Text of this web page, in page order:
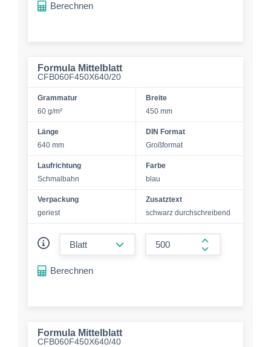
Berechnen
Formula Mittelblatt
CFB060F450X640/20
Grammatur
60 g/m²
Breite
450 mm
Länge
640 mm
DIN Format
Großformat
Laufrichtung
Schmalbahn
Farbe
blau
Verpackung
geriest
Zusatztext
schwarz durchschreibend
form.increase-
Berechnen
Formula Mittelblatt
CFB060F450X640/40